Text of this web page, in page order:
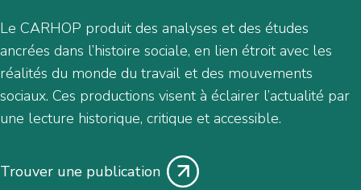
Le CARHOP produit des analyses et des études
ancrées dans l’histoire sociale, en lien étroit avec les
réalités du monde du travail et des mouvements
sociaux. Ces productions visent à éclairer l’actualité par
une lecture historique, critique et accessible.
Trouver une publication